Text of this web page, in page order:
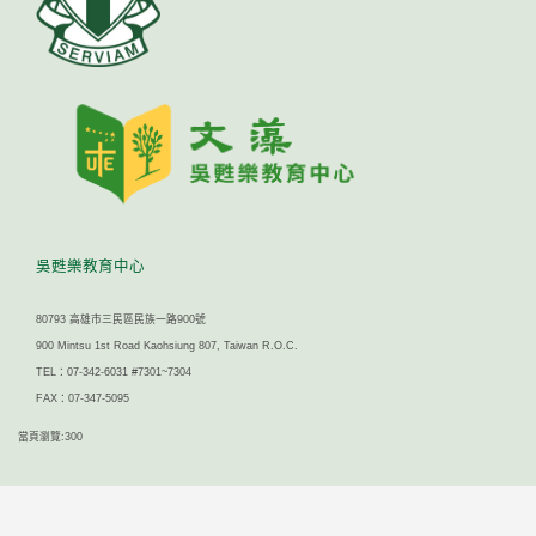
吳甦樂教育中心
80793 高雄市三民區民族一路900號
900 Mintsu 1st Road Kaohsiung 807, Taiwan R.O.C.
TEL：07-342-6031 #7301~7304
FAX：07-347-5095
當頁瀏覽:300